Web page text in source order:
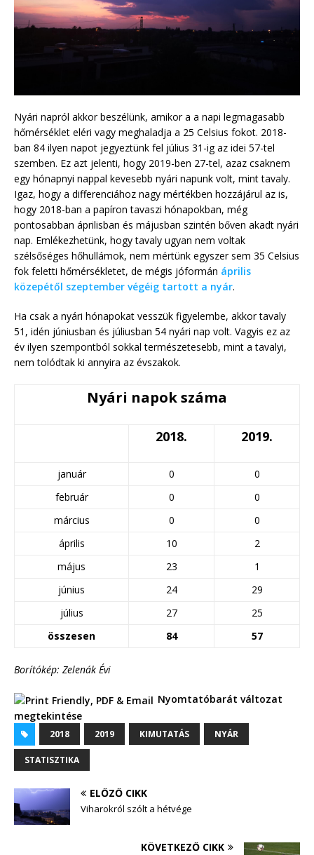
Nyári napról akkor beszélünk, amikor a a napi legmagasabb
hőmérséklet eléri vagy meghaladja a 25 Celsius fokot. 2018-
ban 84 ilyen napot jegyeztünk fel július 31-ig az idei 57-tel
szemben. Ez azt jelenti, hogy 2019-ben 27-tel, azaz csaknem
egy hónapnyi nappal kevesebb nyári napunk volt, mint tavaly.
Igaz, hogy a differenciához nagy mértékben hozzájárul az is,
hogy 2018-ban a papíron tavaszi hónapokban, még
pontosabban áprilisban és májusban szintén bőven akadt nyári
nap. Emlékezhetünk, hogy tavaly ugyan nem voltak
szélsőséges hőhullámok, nem mértünk egyszer sem 35 Celsius
fok feletti hőmérsékletet, de mégis jóformán április
közepétől szeptember végéig tartott a nyár.
Ha csak a nyári hónapokat vesszük figyelembe, akkor tavaly
51, idén júniusban és júliusban 54 nyári nap volt. Vagyis ez az
év ilyen szempontból sokkal természetesebb, mint a tavalyi,
nem tolódtak ki annyira az évszakok.
Nyári napok száma
2018. 2019.
január 0
0
február
0
0
március
0
0
április
10
2
május
23
1
június
24
29
július
27
25
összesen
84 57
Borítókép: Zelenák Évi
Nyomtatóbarát változat
megtekintése
2018 2019 KIMUTATÁS NYÁR
STATISZTIKA
ELŐZŐ CIKK
Viharokról szólt a hétvége
KÖVETKEZŐ CIKK